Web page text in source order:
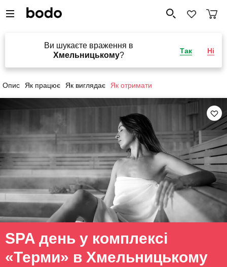
Ви шукаєте враження в
Хмельницькому?
Так Ні
Опис Як працює Як виглядає Як отримати
SPA день у комплексі
«Терми» в Хмельницькому